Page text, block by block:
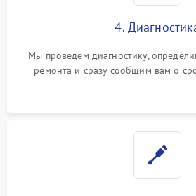
4.
Мы проведем диагностику,
ремонта и сразу сообщим вам о